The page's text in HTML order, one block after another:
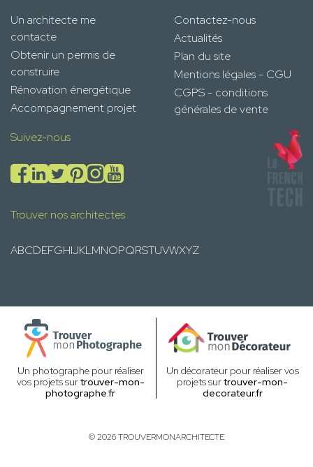
Un architecte me
contacte
Obtenir un permis de
construire
Rénovation énergétique
Accompagnement projet
Contactez-nous
Actualités
Plan du site
Mentions légales - CGU
CGPS - conditions
générales de vente
Suivez-nous
Trouver nos architectes
ABCDEFGHIJKLMNOPQRSTUVWXYZ
Un photographe pour réaliser
vos projets surtrouver-mon-
photographe.fr
Un décorateur pour réaliser vos
projets surtrouver-mon-
decorateur.fr
© 2026 TROUVERMONARCHITECTE